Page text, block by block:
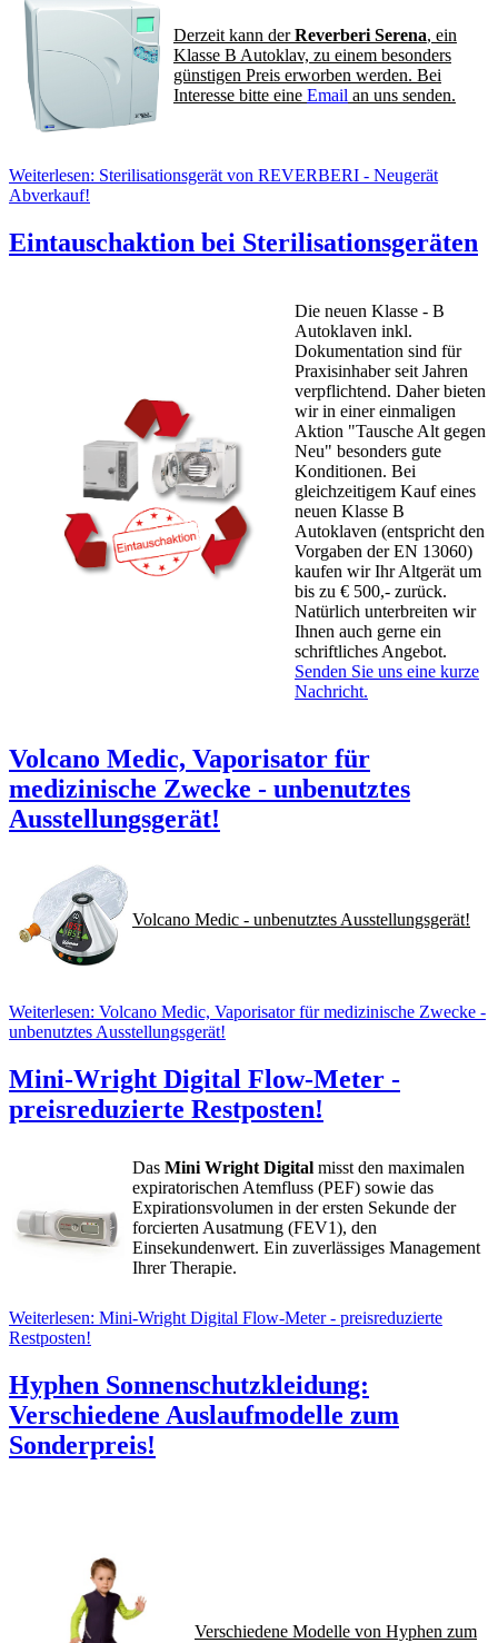
Derzeit kann derReverberi Serena, ein
Klasse B Autoklav, zu einem besonders
günstigen Preis erworben werden. Bei
Interesse bitte eine Email an uns senden.
Weiterlesen: Sterilisationsgerät von REVERBERI - Neugerät
Abverkauf!
Eintauschaktion bei Sterilisationsgeräten
Die neuen Klasse - B
Autoklaven inkl.
Dokumentation sind für
Praxisinhaber seit Jahren
verpflichtend. Daher bieten
wir in einer einmaligen
Aktion "Tausche Alt gegen
Neu" besonders gute
Konditionen. Bei
gleichzeitigem Kauf eines
neuen Klasse B
Autoklaven (entspricht den
Vorgaben der EN 13060)
kaufen wir Ihr Altgerät um
bis zu € 500,- zurück.
Natürlich unterbreiten wir
Ihnen auch gerne ein
schriftliches Angebot.
Senden Sie uns eine kurze
Nachricht.
Volcano Medic, Vaporisator für
medizinische Zwecke - unbenutztes
Ausstellungsgerät!
Volcano Medic - unbenutztes Ausstellungsgerät!
Weiterlesen: Volcano Medic, Vaporisator für medizinische Zwecke -
unbenutztes Ausstellungsgerät!
Mini-Wright Digital Flow-Meter -
preisreduzierte Restposten!
Das Mini Wright Digital misst den maximalen
expiratorischen Atemfluss (PEF) sowie das
Expirationsvolumen in der ersten Sekunde der
forcierten Ausatmung (FEV1), den
Einsekundenwert. Ein zuverlässiges Management
Ihrer Therapie.
Weiterlesen: Mini-Wright Digital Flow-Meter - preisreduzierte
Restposten!
Hyphen Sonnenschutzkleidung:
Verschiedene Auslaufmodelle zum
Sonderpreis!
Verschiedene Modelle von Hyphen zum